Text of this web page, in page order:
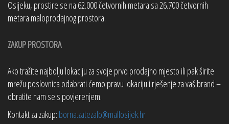
Osijeku, prostire se na 62.000 četvornih metara sa 26.700 četvornih
metara maloprodajnog prostora.
ZAKUP PROSTORA
Ako tražite najbolju lokaciju za svoje prvo prodajno mjesto ili pak širite
mrežu poslovnica odabrati ćemo pravu lokaciju i rješenje za vaš brand –
obratite nam se s povjerenjem.
Kontakt za zakup: borna.zatezalo@mallosijek.hr